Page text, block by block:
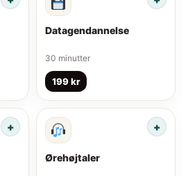
Datagendannelse
30 minutter
199 kr
Ørehøjtaler